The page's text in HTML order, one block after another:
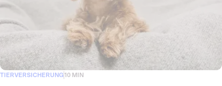
TIERVERSICHERUNG10 MIN